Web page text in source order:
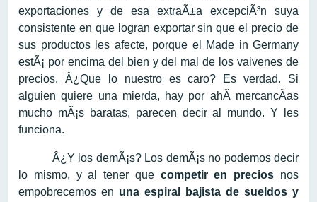
exportaciones y de esa extraÃ±a excepciÃ³n suya
consistente en que logran exportar sin que el precio de
sus productos les afecte, porque el Made in Germany
estÃ¡ por encima del bien y del mal de los vaivenes de
precios. Â¿Que lo nuestro es caro? Es verdad. Si
alguien quiere una mierda, hay por ahÃ­ mercancÃ­as
mucho mÃ¡s baratas, parecen decir al mundo. Y les
funciona.
Â¿Y los demÃ¡s? Los demÃ¡s no podemos decir
lo mismo, y al tener que competir en precios nos
empobrecemos en una espiral bajista de sueldos y